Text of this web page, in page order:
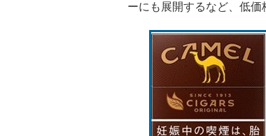
ーにも展開するなど、低価